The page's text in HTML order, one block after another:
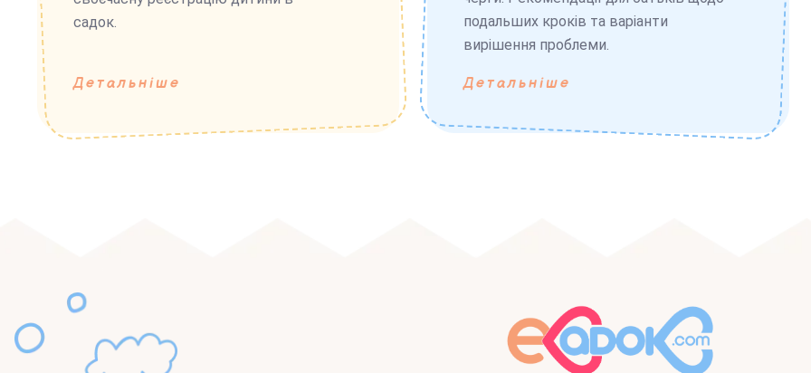
садок.
Детальніше
подальших кроків та варіанти
вирішення проблеми.
Детальніше